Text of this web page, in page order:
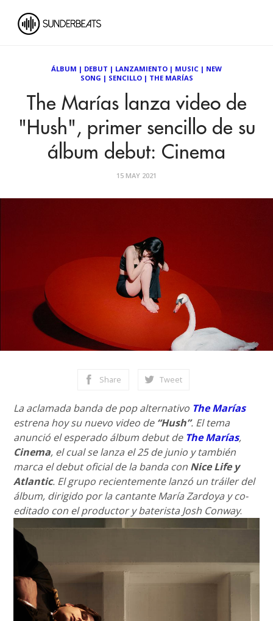
ÁLBUM | DEBUT | LANZAMIENTO | MUSIC | NEW
SONG | SENCILLO| THE MARÍAS
The Marías lanza video de
"Hush", primer sencillo de su
álbum debut: Cinema
15 MAY 2021
Share Tweet
La aclamada banda de pop alternativo The Marías
estrena hoy su nuevo video de “Hush”. El tema
anunció el esperado álbum debut de The Marías,
Cinema, el cual se lanza el 25 de junio y también
marca el debut oficial de la banda con Nice Life y
Atlantic. El grupo recientemente lanzó un tráiler del
álbum, dirigido por la cantante María Zardoya y co-
editado con el productor y baterista Josh Conway.